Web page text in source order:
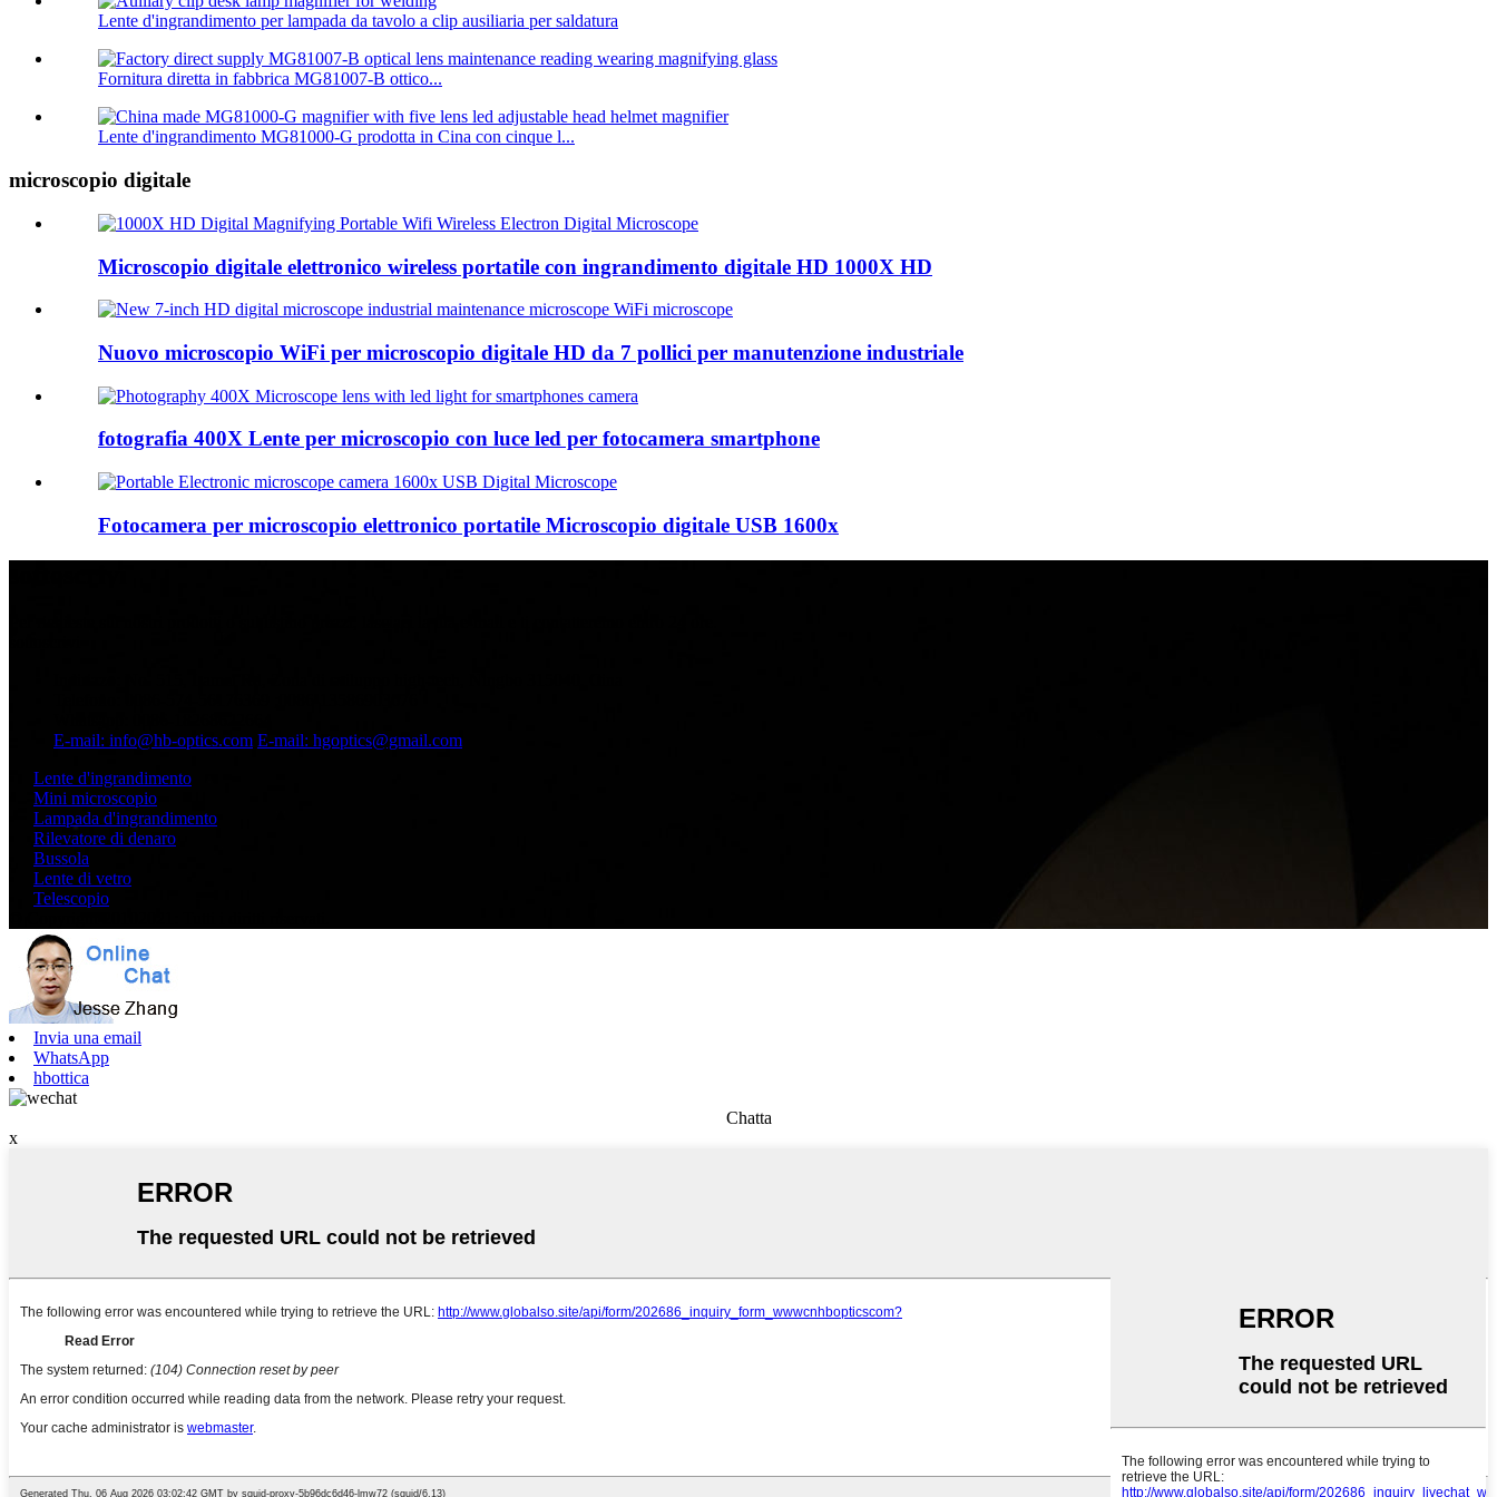
Lente d'ingrandimento per lampada da tavolo a clip ausiliaria per saldatura
Fornitura diretta in fabbrica MG81007-B ottico...
Lente d'ingrandimento MG81000-G prodotta in Cina con cinque l...
microscopio digitale
Microscopio digitale elettronico wireless portatile con ingrandimento digitale HD 1000X HD
Nuovo microscopio WiFi per microscopio digitale HD da 7 pollici per manutenzione industriale
fotografia 400X Lente per microscopio con luce led per fotocamera smartphone
Fotocamera per microscopio elettronico portatile Microscopio digitale USB 1600x
E-mail: info@hb-optics.com E-mail: hgoptics@gmail.com
Lente d'ingrandimento
Mini microscopio
Lampada d'ingrandimento
Rilevatore di denaro
Bussola
Lente di vetro
Telescopio
Invia una email
WhatsApp
hbottica
Chatta
x